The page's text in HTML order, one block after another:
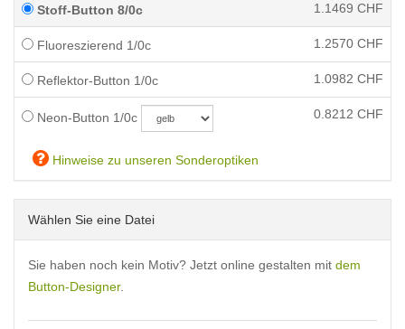
Stoff-Button 8/0c 1.1469 CHF
Fluoreszierend 1/0c 1.2570 CHF
Reflektor-Button 1/0c 1.0982 CHF
Neon-Button 1/0c 0.8212 CHF
Hinweise zu unseren Sonderoptiken
Wählen Sie eine Datei
Sie haben noch kein Motiv? Jetzt online gestalten mit dem
Button-Designer.